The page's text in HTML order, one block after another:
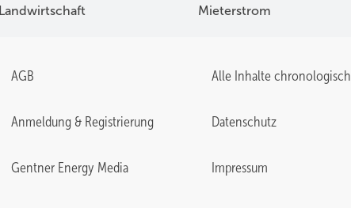
Landwirtschaft Mieterstrom
AGB Alle Inhalte chronologisch
Anmeldung & Registrierung Datenschutz
Gentner Energy Media Impressum